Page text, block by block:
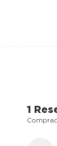
1